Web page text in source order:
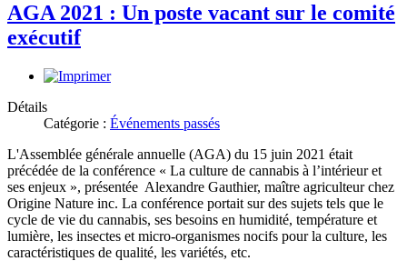
AGA 2021 : Un poste vacant sur le comité
exécutif
Détails
Catégorie : Événements passés
L'Assemblée générale annuelle (AGA) du 15 juin 2021 était
précédée de la conférence « La culture de cannabis à l’intérieur et
ses enjeux », présentée Alexandre Gauthier, maître agriculteur chez
Origine Nature inc. La conférence portait sur des sujets tels que le
cycle de vie du cannabis, ses besoins en humidité, température et
lumière, les insectes et micro-organismes nocifs pour la culture, les
caractéristiques de qualité, les variétés, etc.